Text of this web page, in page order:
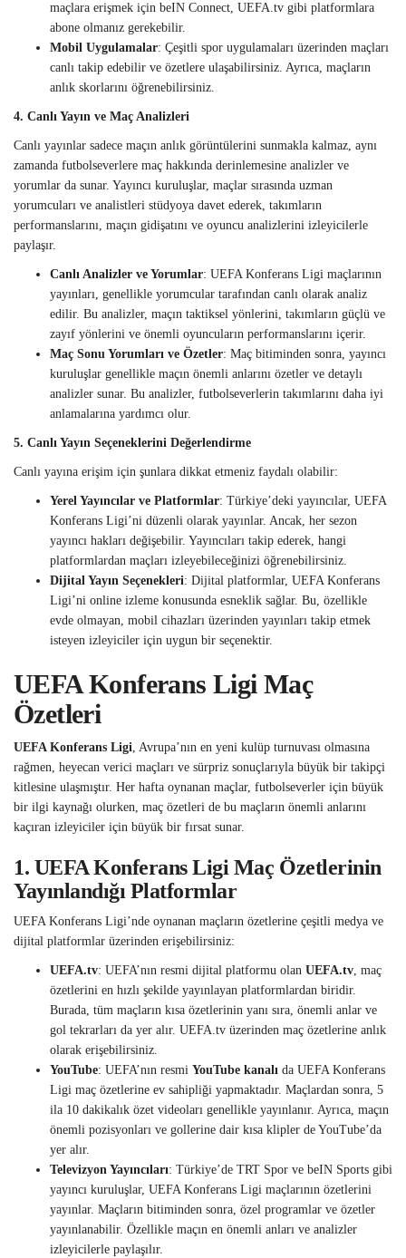
maçlara erişmek için beIN Connect, UEFA.tv gibi platformlara
abone olmanız gerekebilir.
Mobil Uygulamalar: Çeşitli spor uygulamaları üzerinden maçları
canlı takip edebilir ve özetlere ulaşabilirsiniz. Ayrıca, maçların
anlık skorlarını öğrenebilirsiniz.
4. Canlı Yayın ve Maç Analizleri
Canlı yayınlar sadece maçın anlık görüntülerini sunmakla kalmaz, aynı
zamanda futbolseverlere maç hakkında derinlemesine analizler ve
yorumlar da sunar. Yayıncı kuruluşlar, maçlar sırasında uzman
yorumcuları ve analistleri stüdyoya davet ederek, takımların
performanslarını, maçın gidişatını ve oyuncu analizlerini izleyicilerle
paylaşır.
Canlı Analizler ve Yorumlar: UEFA Konferans Ligi maçlarının
yayınları, genellikle yorumcular tarafından canlı olarak analiz
edilir. Bu analizler, maçın taktiksel yönlerini, takımların güçlü ve
zayıf yönlerini ve önemli oyuncuların performanslarını içerir.
Maç Sonu Yorumları ve Özetler: Maç bitiminden sonra, yayıncı
kuruluşlar genellikle maçın önemli anlarını özetler ve detaylı
analizler sunar. Bu analizler, futbolseverlerin takımlarını daha iyi
anlamalarına yardımcı olur.
5. Canlı Yayın Seçeneklerini Değerlendirme
Canlı yayına erişim için şunlara dikkat etmeniz faydalı olabilir:
Yerel Yayıncılar ve Platformlar: Türkiye’deki yayıncılar, UEFA
Konferans Ligi’ni düzenli olarak yayınlar. Ancak, her sezon
yayıncı hakları değişebilir. Yayıncıları takip ederek, hangi
platformlardan maçları izleyebileceğinizi öğrenebilirsiniz.
Dijital Yayın Seçenekleri: Dijital platformlar, UEFA Konferans
Ligi’ni online izleme konusunda esneklik sağlar. Bu, özellikle
evde olmayan, mobil cihazları üzerinden yayınları takip etmek
isteyen izleyiciler için uygun bir seçenektir.
UEFA Konferans Ligi Maç
Özetleri
UEFA Konferans Ligi, Avrupa’nın en yeni kulüp turnuvası olmasına
rağmen, heyecan verici maçları ve sürpriz sonuçlarıyla büyük bir takipçi
kitlesine ulaşmıştır. Her hafta oynanan maçlar, futbolseverler için büyük
bir ilgi kaynağı olurken, maç özetleri de bu maçların önemli anlarını
kaçıran izleyiciler için büyük bir fırsat sunar.
1. UEFA Konferans Ligi Maç Özetlerinin
Yayınlandığı Platformlar
UEFA Konferans Ligi’nde oynanan maçların özetlerine çeşitli medya ve
dijital platformlar üzerinden erişebilirsiniz:
UEFA.tv: UEFA’nın resmi dijital platformu olan UEFA.tv, maç
özetlerini en hızlı şekilde yayınlayan platformlardan biridir.
Burada, tüm maçların kısa özetlerinin yanı sıra, önemli anlar ve
gol tekrarları da yer alır. UEFA.tv üzerinden maç özetlerine anlık
olarak erişebilirsiniz.
YouTube: UEFA’nın resmi YouTube kanalı da UEFA Konferans
Ligi maç özetlerine ev sahipliği yapmaktadır. Maçlardan sonra, 5
ila 10 dakikalık özet videoları genellikle yayınlanır. Ayrıca, maçın
önemli pozisyonları ve gollerine dair kısa klipler de YouTube’da
yer alır.
Televizyon Yayıncıları: Türkiye’de TRT Spor ve beIN Sports gibi
yayıncı kuruluşlar, UEFA Konferans Ligi maçlarının özetlerini
yayınlar. Maçların bitiminden sonra, özel programlar ve özetler
yayınlanabilir. Özellikle maçın en önemli anları ve analizler
izleyicilerle paylaşılır.